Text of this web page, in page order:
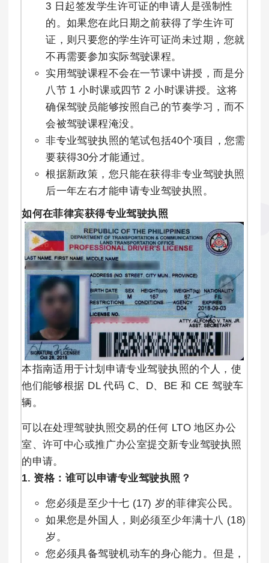
3 日起签发学生许可证的申请人是强制性
的。如果您在此日期之前获得了学生许可
证，则只要您的学生许可证尚未过期，您就
不再需要参加实际驾驶课程。
实用驾驶课程不会在一节课中讲授，而是分
八节 1 小时课或四节 2 小时课讲授。这将
确保驾驶员能够按照自己的节奏学习，而不
会被驾驶课程淹没。
非专业驾驶执照的笔试包括40个项目，您需
要获得30分才能通过。
根据新政策，您只能在获得非专业驾驶执照
后一年左右才能申请专业驾驶执照。
如何在菲律宾获得专业驾驶执照
本指南适用于计划申请专业驾驶执照的个人，使
他们能够根据 DL 代码 C、D、BE 和 CE 驾驶车
辆。
可以在处理驾驶执照交易的任何 LTO 地区办公
室、许可中心或推广办公室提交新专业驾驶执照
的申请。
1. 资格：谁可以申请专业驾驶执照？
您必须是至少十七 (17) 岁的菲律宾公民。
如果您是外国人，则必须至少年满十八 (18)
岁。
您必须具备驾驶机动车的身心能力。但是，